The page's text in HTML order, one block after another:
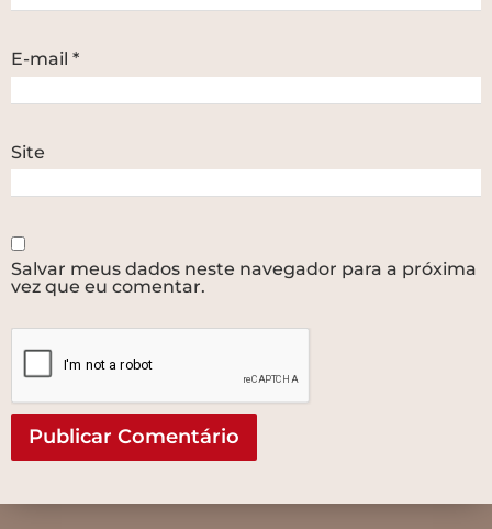
E-mail *
Site
Salvar meus dados neste navegador para a próxima
vez que eu comentar.